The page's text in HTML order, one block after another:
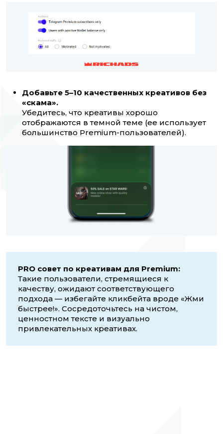
Добавьте 5–10 качественных креативов без
«скама».
Убедитесь, что креативы хорошо
отображаются в темной теме (ее использует
большинство Premium-пользователей).
PRO совет по креативам для Premium:
Такие пользователи, стремящиеся к
качеству, ожидают соответствующего
подхода — избегайте кликбейта вроде «Жми
быстрее!». Сосредоточьтесь на чистом,
ценностном тексте и визуально
привлекательных креативах.